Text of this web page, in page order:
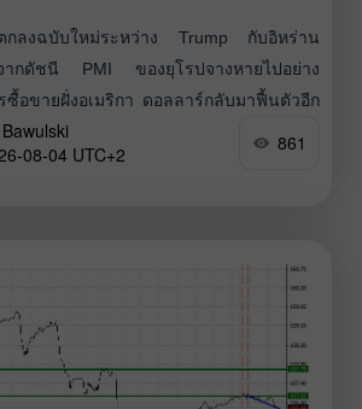
กลงฉบับใหม่ระหว่าง Trump กับอิหร่าน
ากดัชนี PMI ของยุโรปจางหายไปอย่าง
ซื้อขายฝั่งอเมริกา ดอลลาร์กลับมาฟื้นตัวอีก
านภาคการผลิตของสหรัฐฯ ที่ออกมา
ารผลิตขยายตัวในเดือนกรกฎาคมในอัตรา
08-04 UTC+2
861